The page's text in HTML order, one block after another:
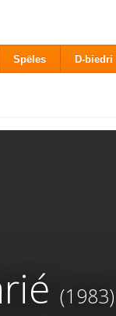
Spēles D-biedri
(1983)